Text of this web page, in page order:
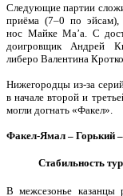
Следующие партии
приёма (7–0 по
нос Майке Ма’а. С
доигровщик Андрей
либеро Валентина
Нижегородцы из-за
в начале второй и
могли догнать «Факел».
Факел-Ямал – Горький –
Стабильность
В межсезонье казанцы